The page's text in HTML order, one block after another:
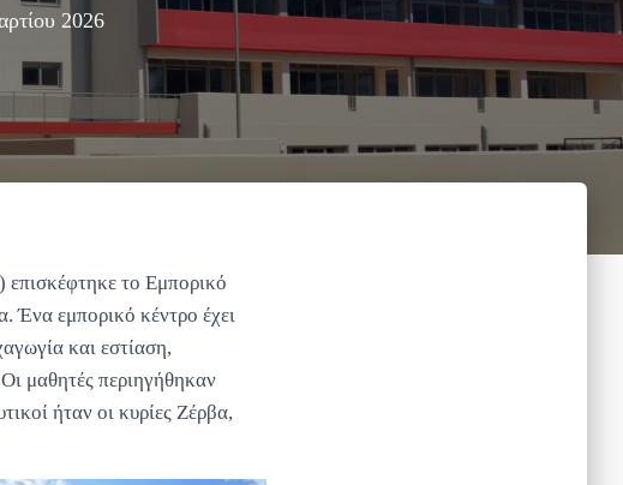
2026
το Εμπορικό
Ένα εμπορικό κέντρο έχει
και εστίαση,
μαθητές περιηγήθηκαν
ήταν οι κυρίες Ζέρβα,